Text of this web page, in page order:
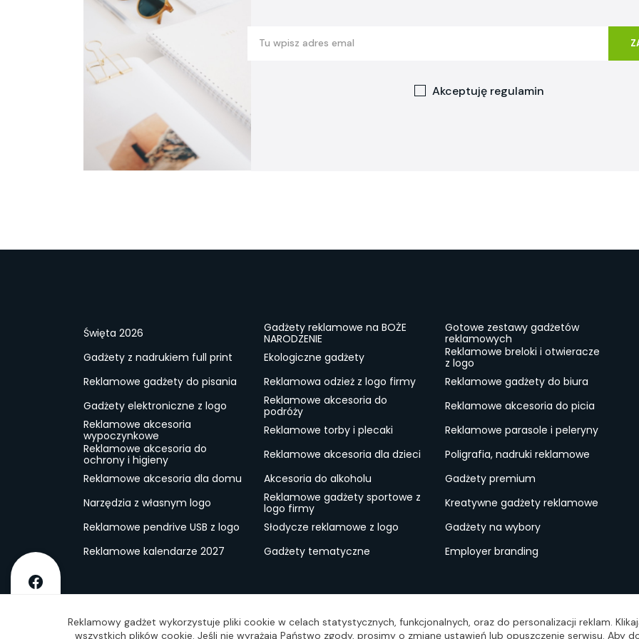
Akceptuję regulamin
Święta 2026
Gadżety reklamowe na BOŻE
NARODZENIE
Gotowe zestawy gadżetów
reklamowych
Gadżety z nadrukiem full print
Ekologiczne gadżety
Reklamowe breloki i otwieracze
z logo
Reklamowe gadżety do pisania
Reklamowa odzież z logo firmy
Reklamowe gadżety do biura
Gadżety elektroniczne z logo
Reklamowe akcesoria do
podróży
Reklamowe akcesoria do picia
Reklamowe akcesoria
wypoczynkowe
Reklamowe torby i plecaki
Reklamowe parasole i peleryny
Reklamowe akcesoria do
ochrony i higieny
Reklamowe akcesoria dla dzieci
Poligrafia, nadruki reklamowe
Reklamowe akcesoria dla domu
Akcesoria do alkoholu
Gadżety premium
Narzędzia z własnym logo
Reklamowe gadżety sportowe z
logo firmy
Kreatywne gadżety reklamowe
Reklamowe pendrive USB z logo
Słodycze reklamowe z logo
Gadżety na wybory
Reklamowe kalendarze 2027
Gadżety tematyczne Employer branding
Reklamowy gadżet wykorzystuje pliki cookie w celach statystycznych, funkcjonalnych, oraz do personalizacji reklam.
wszystkich plików cookie. Jeśli nie wyrażają Państwo zgody, prosimy o zmianę ustawień lub opuszczenie serwisu. Aby